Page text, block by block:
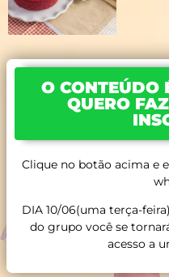
O CONTEÚDO
QUERO
Clique no botão acima e
DIA 10/06(uma terça-
do grupo você se
acesso a